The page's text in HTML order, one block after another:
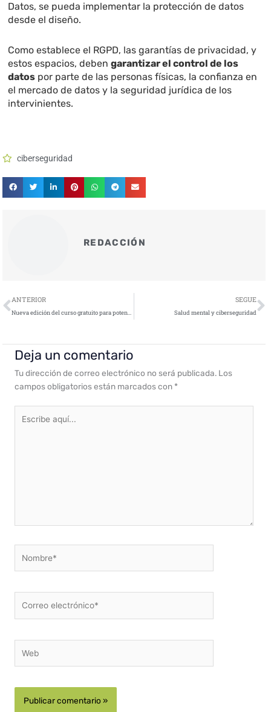
Datos, se pueda implementar la protección de datos
desde el diseño.
Como establece el RGPD, las garantías de privacidad, y
estos espacios, debengarantizar el control de los
datos por parte de las personas físicas, la confianza en
el mercado de datos y la seguridad jurídica de los
intervinientes.
ciberseguridad
REDACCIÓN
Ant
ANTERIOR
Nueva edición del curso gratuito para potenciar el talento en ciberseguridad
SEGUE
Salud mental y ciberseguridad
Deja un comentario
Tu dirección de correo electrónico no será publicada. Los
campos obligatorios están marcados con *
aquí...
electrónico*